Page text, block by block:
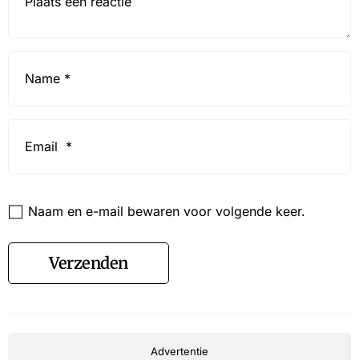
Naam en e-mail bewaren voor volgende keer.
Verzenden
Advertentie